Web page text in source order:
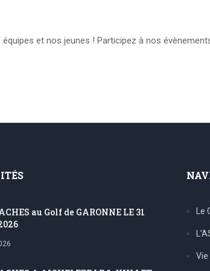
et nos jeunes ! Participez à nos
au Golf de GARONNE LE 31
Le
Vie